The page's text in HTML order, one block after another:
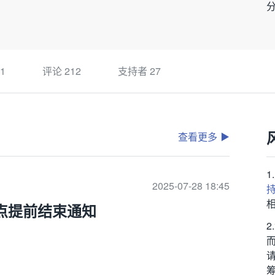
1 评论212 支持者 27
查看更多
2025-07-28 18:45
提前结束通知